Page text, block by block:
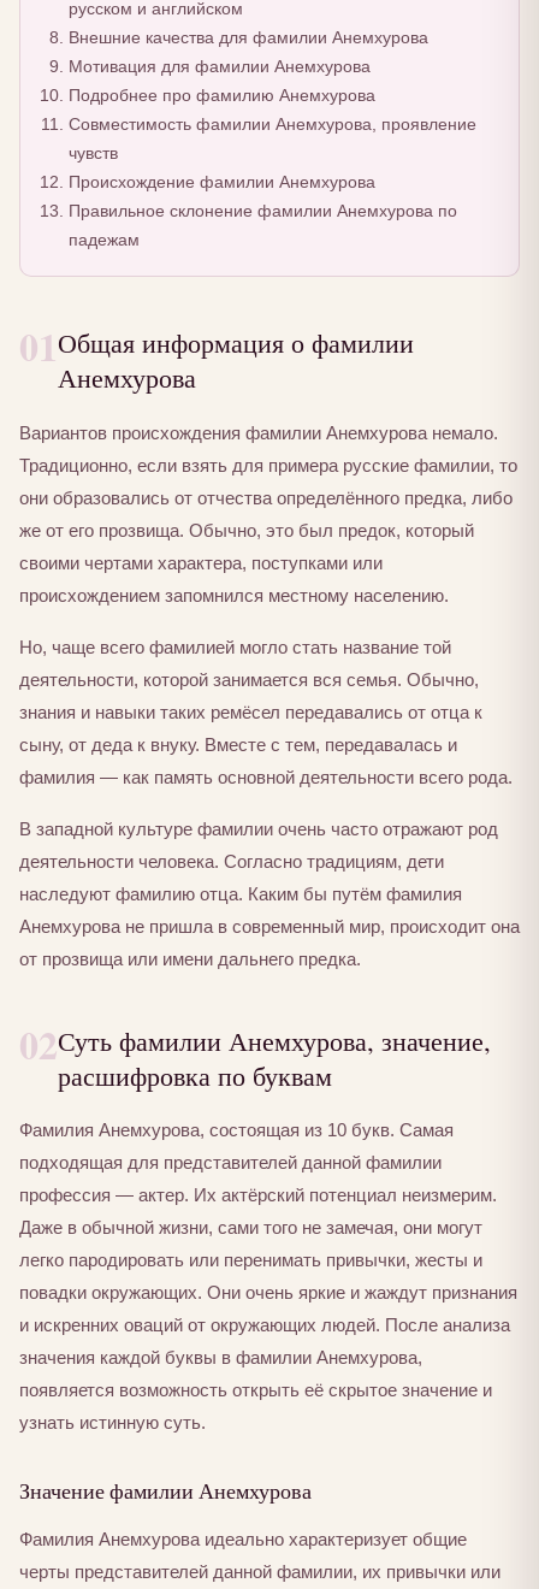
русском и английском
Внешние качества для фамилии Анемхурова
Мотивация для фамилии Анемхурова
Подробнее про фамилию Анемхурова
Совместимость фамилии Анемхурова, проявление
чувств
Происхождение фамилии Анемхурова
Правильное склонение фамилии Анемхурова по
падежам
01Общая информация о фамилии
Анемхурова
Вариантов происхождения фамилии Анемхурова немало.
Традиционно, если взять для примера русские фамилии, то
они образовались от отчества определённого предка, либо
же от его прозвища. Обычно, это был предок, который
своими чертами характера, поступками или
происхождением запомнился местному населению.
Но, чаще всего фамилией могло стать название той
деятельности, которой занимается вся семья. Обычно,
знания и навыки таких ремёсел передавались от отца к
сыну, от деда к внуку. Вместе с тем, передавалась и
фамилия — как память основной деятельности всего рода.
В западной культуре фамилии очень часто отражают род
деятельности человека. Согласно традициям, дети
наследуют фамилию отца. Каким бы путём фамилия
Анемхурова не пришла в современный мир, происходит она
от прозвища или имени дальнего предка.
02Суть фамилии Анемхурова, значение,
расшифровка по буквам
Фамилия Анемхурова, состоящая из 10 букв. Самая
подходящая для представителей данной фамилии
профессия — актер. Их актёрский потенциал неизмерим.
Даже в обычной жизни, сами того не замечая, они могут
легко пародировать или перенимать привычки, жесты и
повадки окружающих. Они очень яркие и жаждут признания
и искренних оваций от окружающих людей. После анализа
значения каждой буквы в фамилии Анемхурова,
появляется возможность открыть её скрытое значение и
узнать истинную суть.
Значение фамилии Анемхурова
Фамилия Анемхурова идеально характеризует общие
черты представителей данной фамилии, их привычки или